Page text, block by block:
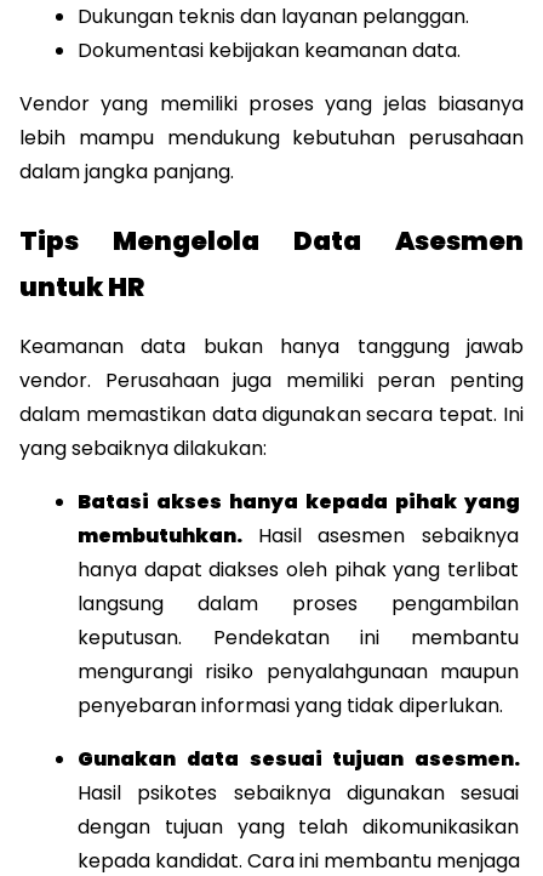
Dukungan teknis dan layanan pelanggan.
Dokumentasi kebijakan keamanan data.
Vendor yang memiliki proses yang jelas biasanya
lebih mampu mendukung kebutuhan perusahaan
dalam jangka panjang.
Tips Mengelola Data Asesmen
untuk HR
Keamanan data bukan hanya tanggung jawab
vendor. Perusahaan juga memiliki peran penting
dalam memastikan data digunakan secara tepat. Ini
yang sebaiknya dilakukan:
Batasi akses hanya kepada pihak yang
membutuhkan. Hasil asesmen sebaiknya
hanya dapat diakses oleh pihak yang terlibat
langsung dalam proses pengambilan
keputusan. Pendekatan ini membantu
mengurangi risiko penyalahgunaan maupun
penyebaran informasi yang tidak diperlukan.
Hasil psikotes sebaiknya digunakan sesuai
dengan tujuan yang telah dikomunikasikan
kepada kandidat. Cara ini membantu menjaga